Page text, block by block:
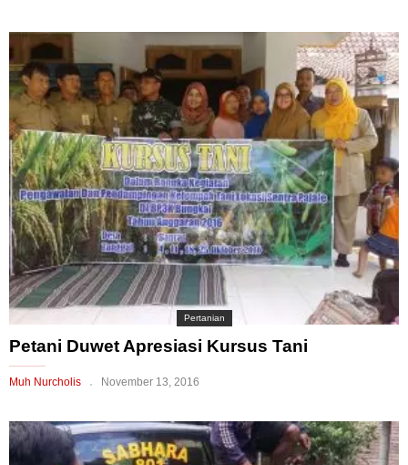
Pertanian
Petani Duwet Apresiasi Kursus Tani
Muh Nurcholis November 13, 2016